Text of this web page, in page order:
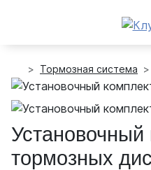
Тормозная система
Установочный
тормозных